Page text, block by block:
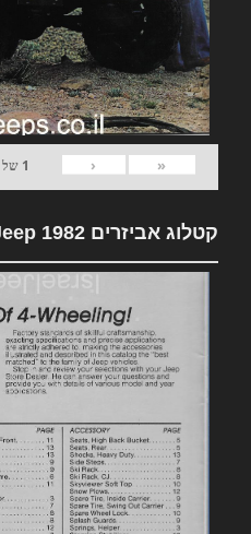
«
‹
1 של
קטלוג אביזרים 1982 Jeep